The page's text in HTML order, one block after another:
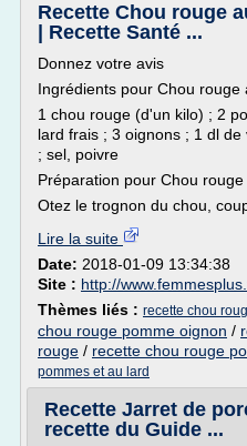
Recette Chou rouge
| Recette Santé ...
Donnez votre avis
Ingrédients pour Chou rouge
1 chou rouge (d'un kilo) ; 2
lard frais ; 3 oignons ; 1 dl
; sel, poivre
Préparation pour Chou
Otez le trognon du chou,
Lire la suite
Date: 2018-01-09 13:34:38
Site : http://
Thèmes liés : recette chou
chou rouge pomme oignon /
rouge / recette chou rouge
pommes et au lard
Recette Jarret de
recette du Guide ...